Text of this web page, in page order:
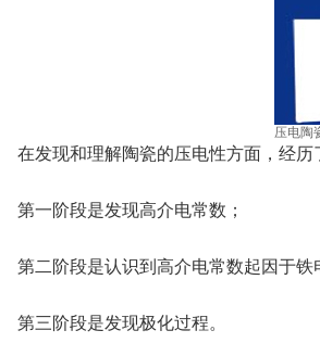
压电陶
在发现和理解陶瓷的压电性方面，经历
第一阶段是发现高介电常数；
第二阶段是认识到高介电常数起因于铁
第三阶段是发现极化过程。